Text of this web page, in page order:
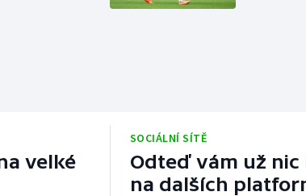
velké
SOCIÁLNÍ SÍTĚ
Odteď vám už
na dalších